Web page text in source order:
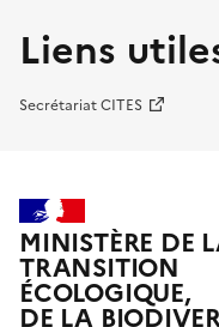
Liens
Secrétariat CITES
MINISTÈRE DE
TRANSITION
ÉCOLOGIQUE,
DE LA